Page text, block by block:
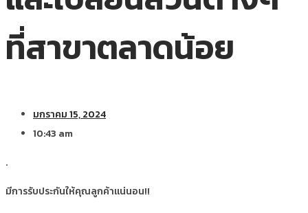
ที่สาขาตลาดน้อย
มกราคม 15, 2024
10:43 am
.
มีการรับประกันให้คุณลูกค้าแน่นอน!!